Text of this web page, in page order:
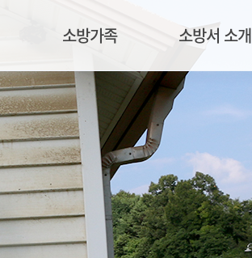
소방가족 소방서 소개